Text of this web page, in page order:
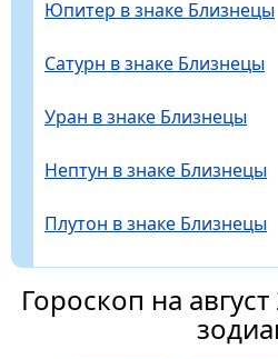
Юпитер в знаке Близнецы
Сатурн в знаке Близнецы
Уран в знаке Близнецы
Нептун в знаке Близнецы
Плутон в знаке Близнецы
Гороскоп на